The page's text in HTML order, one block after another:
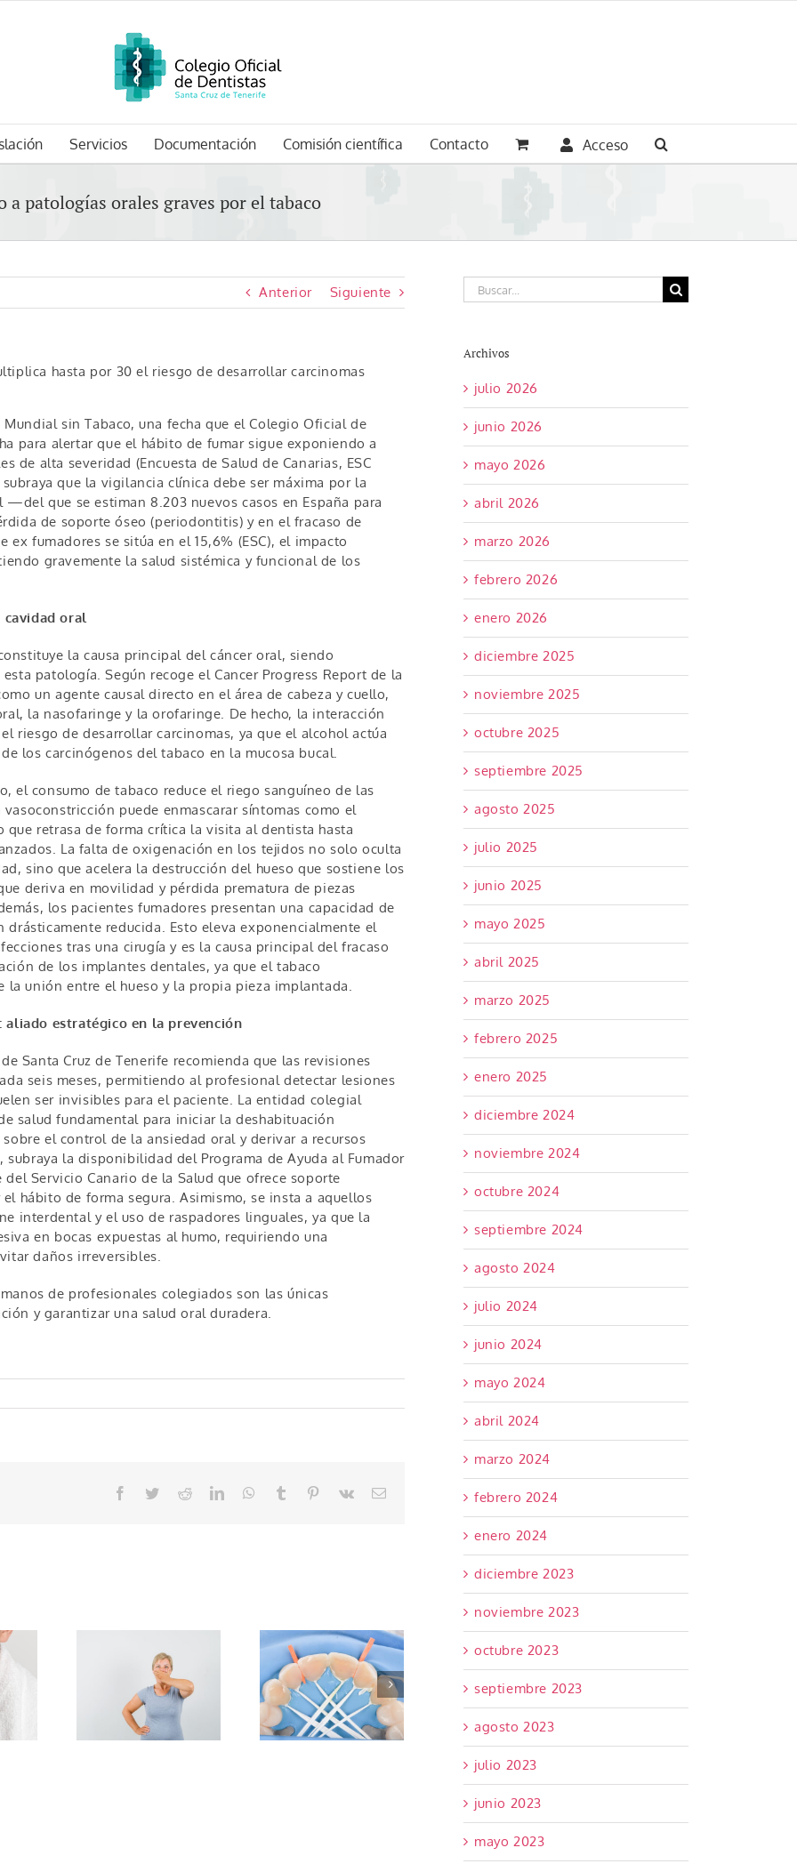
Servicios Documentación Comisión científica Contacto Acceso
a patologías orales graves por el tabaco
Anterior Siguiente
hasta por 30 el riesgo de desarrollar carcinomas
sin Tabaco, una fecha que el Colegio Oficial de
para alertar que el hábito de fumar sigue exponiendo a
de alta severidad (Encuesta de Salud de Canarias, ESC
que la vigilancia clínica debe ser máxima por la
que se estiman 8.203 nuevos casos en España para
de soporte óseo (periodontitis) y en el fracaso de
fumadores se sitúa en el 15,6% (ESC), el impacto
gravemente la salud sistémica y funcional de los
oral
la causa principal del cáncer oral, siendo
patología. Según recoge el Cancer Progress Report de la
un agente causal directo en el área de cabeza y cuello,
la nasofaringe y la orofaringe. De hecho, la interacción
riesgo de desarrollar carcinomas, ya que el alcohol actúa
los carcinógenos del tabaco en la mucosa bucal.
el consumo de tabaco reduce el riego sanguíneo de las
vasoconstricción puede enmascarar síntomas como el
que retrasa de forma crítica la visita al dentista hasta
La falta de oxigenación en los tejidos no solo oculta
sino que acelera la destrucción del hueso que sostiene los
deriva en movilidad y pérdida prematura de piezas
los pacientes fumadores presentan una capacidad de
drásticamente reducida. Esto eleva exponencialmente el
tras una cirugía y es la causa principal del fracaso
de los implantes dentales, ya que el tabaco
la unión entre el hueso y la propia pieza implantada.
aliado estratégico en la prevención
Santa Cruz de Tenerife recomienda que las revisiones
seis meses, permitiendo al profesional detectar lesiones
ser invisibles para el paciente. La entidad colegial
salud fundamental para iniciar la deshabituación
el control de la ansiedad oral y derivar a recursos
la disponibilidad del Programa de Ayuda al Fumador
del Servicio Canario de la Salud que ofrece soporte
hábito de forma segura. Asimismo, se insta a aquellos
interdental y el uso de raspadores linguales, ya que la
en bocas expuestas al humo, requiriendo una
daños irreversibles.
de profesionales colegiados son las únicas
y garantizar una salud oral duradera.
Facebook
TwitterRedditLinkedInWhatsApp
TumblrPinterest
Vk
de
cerca
de las
tras la
Santa Cruz de
Tenerife
programa
formaciones en
IA, odontología
multidisciplinar
El número de
dentistas en
Santa Cruz de
Tenerife creció
más de un 3,7%
en 2025 hasta
Buscar:
Archivos
julio 2026
junio 2026
mayo 2026
abril 2026
marzo 2026
febrero 2026
enero 2026
diciembre 2025
noviembre 2025
octubre 2025
septiembre 2025
agosto 2025
julio 2025
junio 2025
mayo 2025
abril 2025
marzo 2025
febrero 2025
enero 2025
diciembre 2024
noviembre 2024
octubre 2024
septiembre 2024
agosto 2024
julio 2024
junio 2024
mayo 2024
abril 2024
marzo 2024
febrero 2024
enero 2024
diciembre 2023
noviembre 2023
octubre 2023
septiembre 2023
agosto 2023
julio 2023
junio 2023
mayo 2023